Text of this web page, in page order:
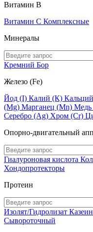
Витамин В
Витамин C Комплексные
Минералы
Кремний Бор
Железо (Fe)
Йод (I) Калий (К)
(Mg) Марганец (Mn)
Серебро (Ag) Хром (Cr)
Опорно-двигательный
Гиалуроновая кислота
Хондопротекторы
Протеин
Изолят/Гидролизат
Сывороточный